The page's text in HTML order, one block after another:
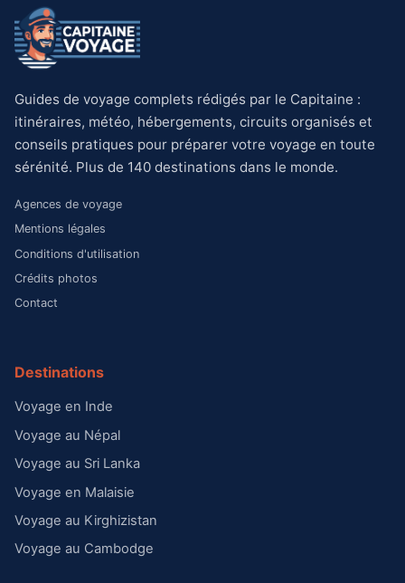
Guides de voyage complets rédigés par le Capitaine :
itinéraires, météo, hébergements, circuits organisés et
conseils pratiques pour préparer votre voyage en toute
sérénité. Plus de 140 destinations dans le monde.
Agences de voyage
Mentions légales
Conditions d'utilisation
Crédits photos
Contact
Destinations
Voyage en Inde
Voyage au Népal
Voyage au Sri Lanka
Voyage en Malaisie
Voyage au Kirghizistan
Voyage au Cambodge